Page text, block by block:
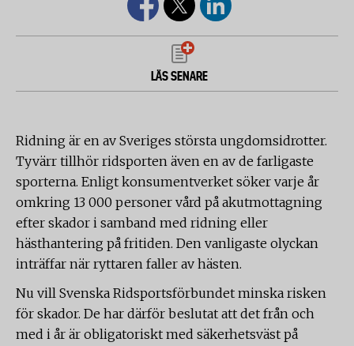
LÄS SENARE
Ridning är en av Sveriges största ungdomsidrotter.
Tyvärr tillhör ridsporten även en av de farligaste
sporterna. Enligt konsumentverket söker varje år
omkring 13 000 personer vård på akutmottagning
efter skador i samband med ridning eller
hästhantering på fritiden. Den vanligaste olyckan
inträffar när ryttaren faller av hästen.
Nu vill Svenska Ridsportsförbundet minska risken
för skador. De har därför beslutat att det från och
med i år är obligatoriskt med säkerhetsväst på